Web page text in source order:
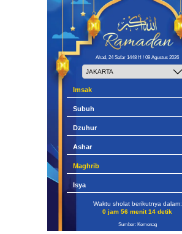
Ahad, 24 Safar 1448 H / 09 Agustus 2026
Imsak
Subuh
Dzuhur
Ashar
Maghrib
Isya
Waktu sholat berikutnya dalam:
0 jam 56 menit 13 detik
Sumber: Kemenag